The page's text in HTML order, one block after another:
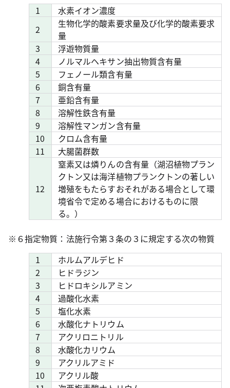
1
水素イオン濃度
2
生物化学的酸素要求量及び化学的酸素要求
量
3
浮遊物質量
4
ノルマルヘキサン抽出物質含有量
5
フェノール類含有量
6
銅含有量
7
亜鉛含有量
8
溶解性鉄含有量
9
溶解性マンガン含有量
10
クロム含有量
11
大腸菌群数
12
窒素又は燐りんの含有量（湖沼植物プラン
クトン又は海洋植物プランクトンの著しい
増殖をもたらすおそれがある場合として環
境省令で定める場合におけるものに限
る。）
※６指定物質：法施行令第３条の３に規定する次の物質
1
ホルムアルデヒド
2
ヒドラジン
3
ヒドロキシルアミン
4
過酸化水素
5
塩化水素
6
水酸化ナトリウム
7
アクリロニトリル
8
水酸化カリウム
9
アクリルアミド
10
アクリル酸